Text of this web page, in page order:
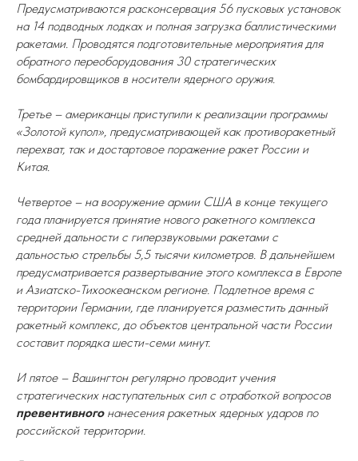
Предусматриваются расконсервация 56 пусковых установок
на 14 подводных лодках и полная загрузка баллистическими
ракетами. Проводятся подготовительные мероприятия для
обратного переоборудования 30 стратегических
бомбардировщиков в носители ядерного оружия.
Третье – американцы приступили к реализации программы
«Золотой купол», предусматривающей как противоракетный
перехват, так и достартовое поражение ракет России и
Китая.
Четвертое – на вооружение армии США в конце текущего
года планируется принятие нового ракетного комплекса
средней дальности с гиперзвуковыми ракетами с
дальностью стрельбы 5,5 тысячи километров. В дальнейшем
предусматривается развертывание этого комплекса в Европе
и Азиатско-Тихоокеанском регионе. Подлетное время с
территории Германии, где планируется разместить данный
ракетный комплекс, до объектов центральной части России
составит порядка шести-семи минут.
И пятое – Вашингтон регулярно проводит учения
стратегических наступательных сил с отработкой вопросов
превентивногонанесения ракетных ядерных ударов по
российской территории.